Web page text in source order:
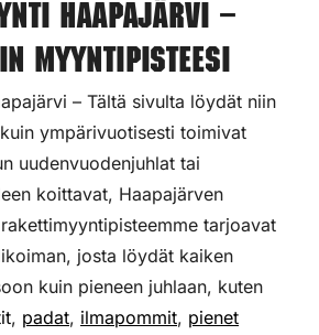
Haapajärvi –
myyntipisteesi
– Tältä sivulta löydät niin
ympärivuotisesti toimivat
uudenvuodenjuhlat tai
koittavat, Haapajärven
tarjoavat
josta löydät kaiken
kuin pieneen juhlaan, kuten
, padat, ilmapommit, pienet